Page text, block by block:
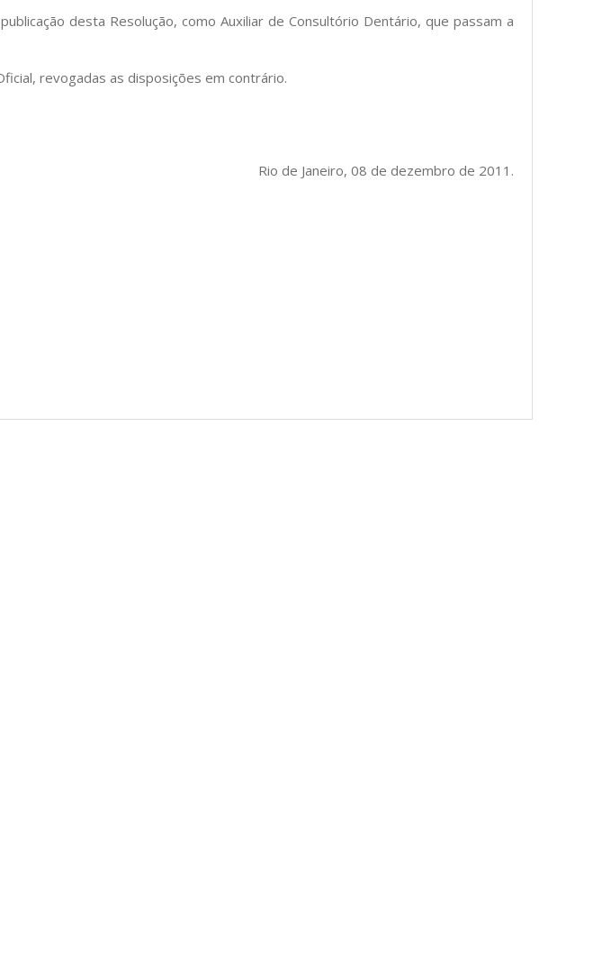
desta Resolução, como Auxiliar de Consultório Dentário, que passam a
revogadas as disposições em contrário.
Rio de Janeiro, 08 de dezembro de 2011.